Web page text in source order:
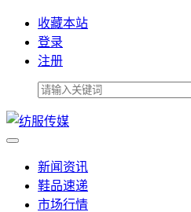
收藏本站
登录
注册
新闻资讯
鞋品速递
市场行情